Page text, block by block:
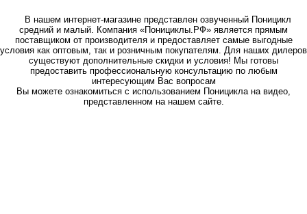
В нашем интернет-магазине представлен озвученный Поницикл
средний и малый. Компания «Понициклы.РФ» является прямым
поставщиком от производителя и предоставляет самые выгодные
условия как оптовым, так и розничным покупателям. Для наших дилеров
существуют дополнительные скидки и условия! Мы готовы
предоставить профессиональную консультацию по любым
интересующим Вас вопросам
Вы можете ознакомиться с использованием Поницикла на видео,
представленном на нашем сайте.